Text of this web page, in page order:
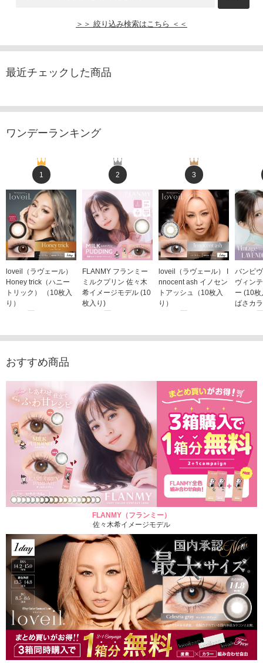
＞＞ 絞り込み検索はこちら ＜＜
最近チェックした商品
ワンデーランキング
1
loveil（ラヴェール）
Honey trick（ハニー
トリック） （10枚入
り）
2
FLANMY フランミー
ミルクプリン 佐々木
希イメージモデル (10
枚入り)
3
loveil（ラヴェール） I
nnocent ash イノセン
トアッシュ（10枚入
り）
バンビ
ヴィン
ー (10
ばさカ
おすすめ商品
FLANMY（フランミー）
佐々木希イメージモデル